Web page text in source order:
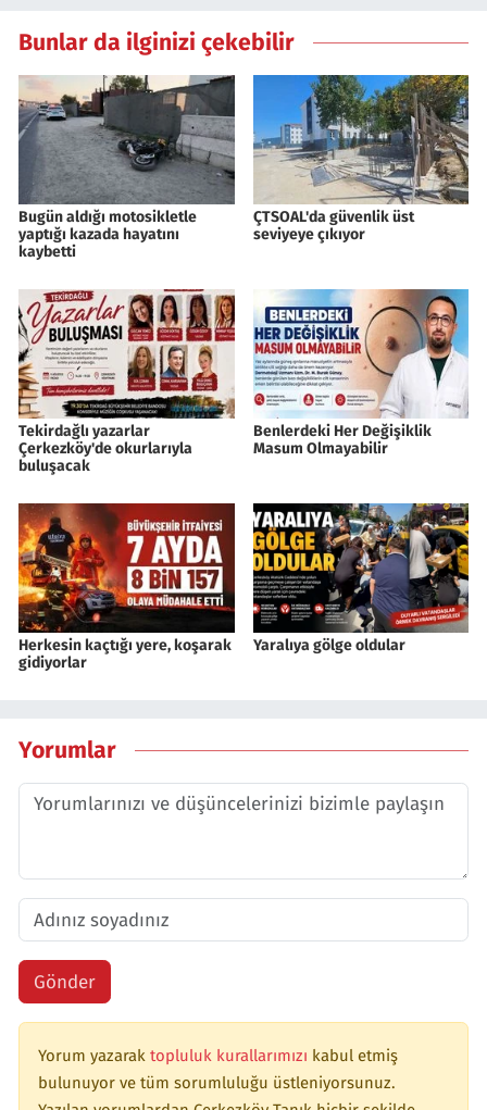
Bunlar da ilginizi çekebilir
Bugün aldığı motosikletle
yaptığı kazada hayatını
kaybetti
ÇTSOAL'da güvenlik üst
seviyeye çıkıyor
Tekirdağlı yazarlar
Çerkezköy'de okurlarıyla
buluşacak
Benlerdeki Her Değişiklik
Masum Olmayabilir
Herkesin kaçtığı yere, koşarak
gidiyorlar
Yaralıya gölge oldular
Yorumlar
Gönder
Yorum yazarak topluluk kurallarımızı kabul etmiş
bulunuyor ve tüm sorumluluğu üstleniyorsunuz.